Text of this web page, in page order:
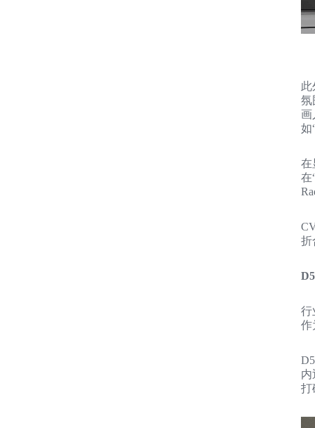
此
氛
画
如
在
在
折
行
作
内
打